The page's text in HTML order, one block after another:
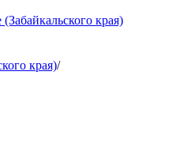
края)
края)/